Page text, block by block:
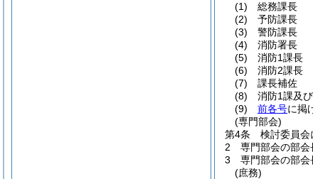
(1)
総務課長
(2)
予防課長
(3)
警防課長
(4)
消防署長
(5)
消防1課長
(6)
消防2課長
(7)
課長補佐
(8)
消防1課及
(9)
前各号に掲
(専門部会)
第4条
検討委員会
2
専門部会の部会
3
専門部会の部会
(庶務)